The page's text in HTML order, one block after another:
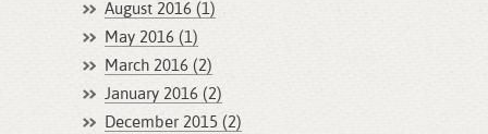
August 2016 (1)
May 2016 (1)
March 2016 (2)
January 2016 (2)
December 2015 (2)